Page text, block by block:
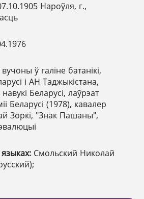
Нароўля, г.,
вучоны ў галіне батанікі,
і АН Таджыкістана,
Беларусі, лаўрэат
Беларусі (1978), кавалер
Зоркі, "Знак Пашаны",
Смольский Николай